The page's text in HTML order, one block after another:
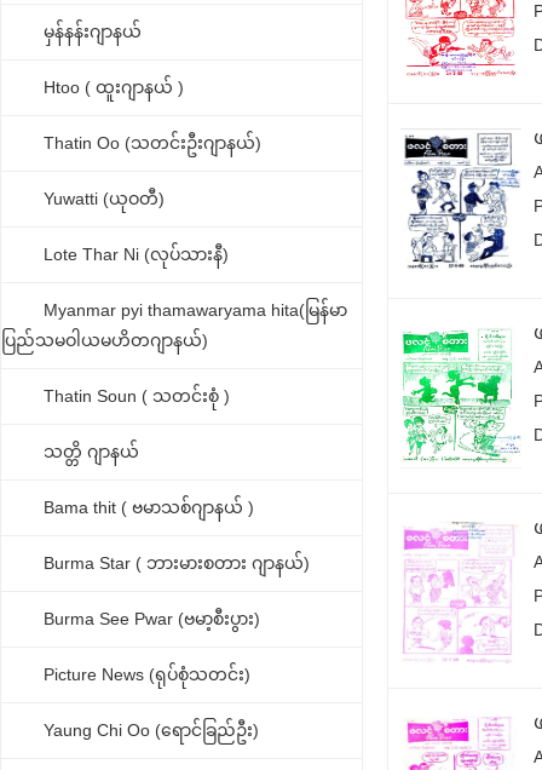
မှန်နန်းဂျာနယ်
Htoo ( ထူးဂျာနယ် )
Thatin Oo (သတင်းဦးဂျာနယ်)
Yuwatti (ယုဝတီ)
Lote Thar Ni (လုပ်သားနီ)
Myanmar pyi thamawaryama hita(မြန်မာ
ပြည်သမဝါယမဟိတဂျာနယ်)
Thatin Soun ( သတင်းစုံ )
သတ္တိ ဂျာနယ်
Bama thit ( ဗမာသစ်ဂျာနယ် )
Burma Star ( ဘားမားစတား ဂျာနယ်)
Burma See Pwar (ဗမာ့စီးပွား)
Picture News (ရုပ်စုံသတင်း)
Yaung Chi Oo (ရောင်ခြည်ဦး)